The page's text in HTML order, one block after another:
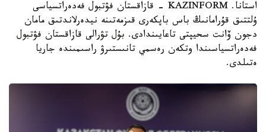
استانا. KAZINFORM - قازاقستان فۋتبول فەدەراتسياسى
ۇلتتىق قۇرامانىڭ باس باپكەرى قىزمەتىنە نيدەرلاندتىق مامان
دجون ۆانت سحيپتى تاعايىندادى. بۇل تۋرالى قازاقستان فۋتبول
فەدەراتسياسىندا وتكەن رەسمي تانىستىرۋ راسىمىندە جاريا
ەتىلدى.